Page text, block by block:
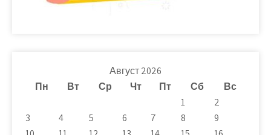
Август 2026
Пн
Вт Ср Чт Пт Сб
Вс
1
2
3
4 5 6 7 8
9